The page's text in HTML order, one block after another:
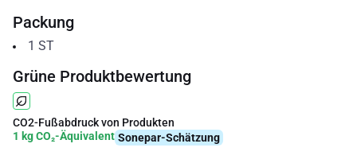
Packung
1 ST
Grüne Produktbewertung
CO2-Fußabdruck von Produkten
1 kg CO₂-Äquivalent Sonepar-Schätzung